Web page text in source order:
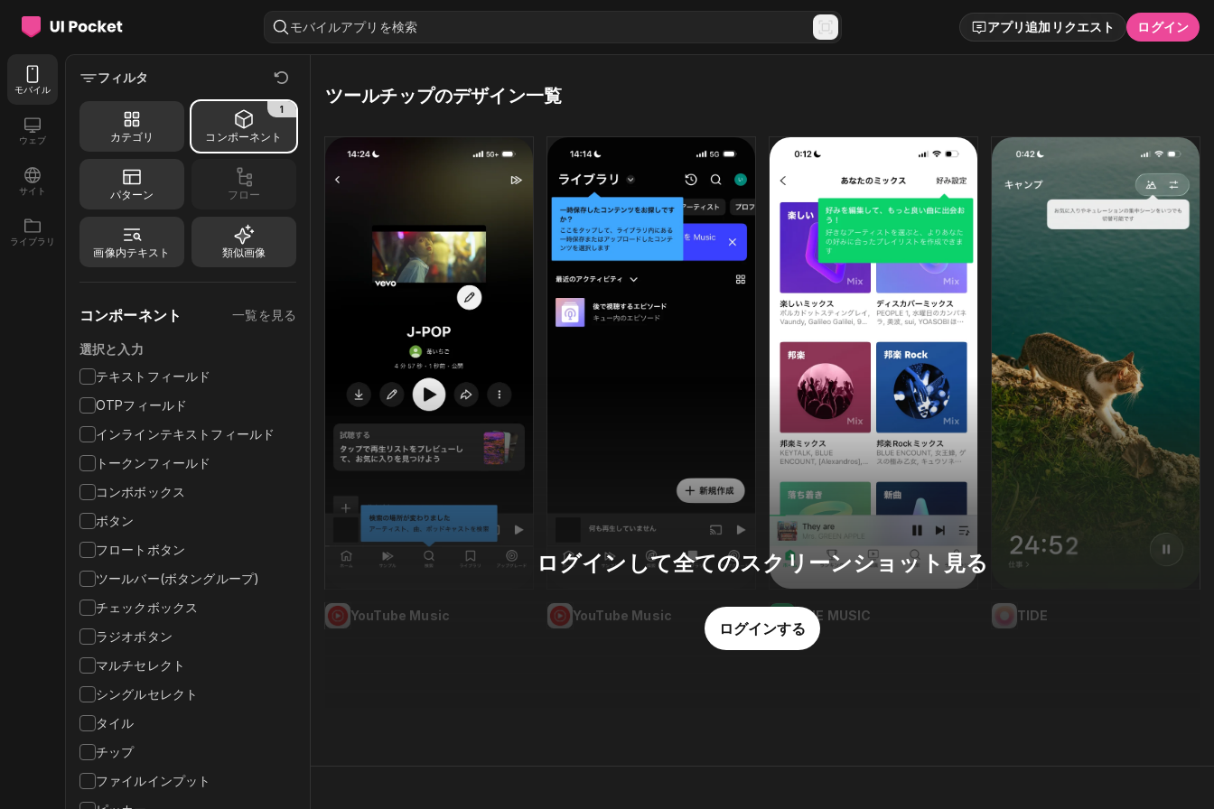
モバイルアプリを検索 アプリ追加リクエスト ログイン
モバイル
ウェブ
サイト
ライブラリ
フィルタ
カテゴリ
1
コンポーネント
パターン フロー
画像内テキスト 類似画像
コンポーネント 一覧を見る
選択と入力
テキストフィールド
OTPフィールド
インラインテキストフィールド
トークンフィールド
コンボボックス
ボタン
フロートボタン
ツールバー(ボタングループ)
チェックボックス
ラジオボタン
マルチセレクト
シングルセレクト
タイル
チップ
ファイルインプット
ツールチップのデザイン一覧
YouTube Music YouTube Music LINE MUSIC TIDE
ログインして全てのスクリーンショット見る
ログインする